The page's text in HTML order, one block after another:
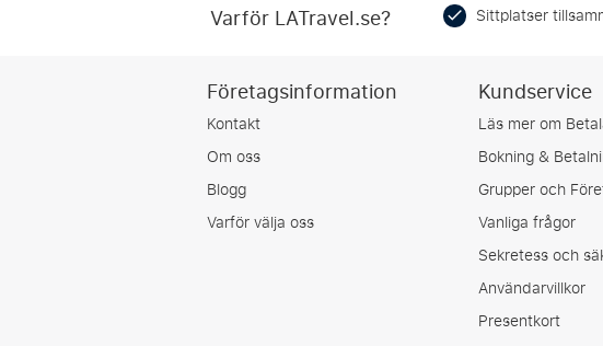
Varför LATravel.se? Sittplatser
Företagsinformation
Kontakt
Om oss
Blogg
Varför välja oss
Kundservice
Läs mer om
Bokning &
Grupper och
Vanliga frågor
Sekretess och
Användarvillkor
Presentkort